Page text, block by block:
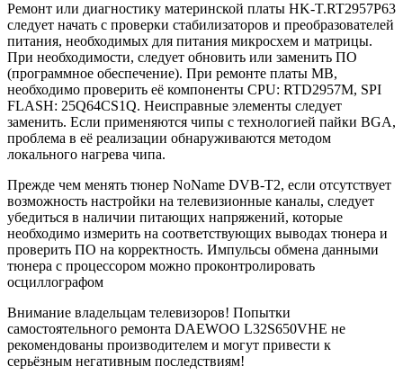
Ремонт или диагностику материнской платы HK-T.RT2957P63
следует начать с проверки стабилизаторов и преобразователей
питания, необходимых для питания микросхем и матрицы.
При необходимости, следует обновить или заменить ПО
(программное обеспечение). При ремонте платы MB,
необходимо проверить её компоненты CPU: RTD2957M, SPI
FLASH: 25Q64CS1Q. Неисправные элементы следует
заменить. Если применяются чипы с технологией пайки BGA,
проблема в её реализации обнаруживаются методом
локального нагрева чипа.
Прежде чем менять тюнер NoName DVB-T2, если отсутствует
возможность настройки на телевизионные каналы, следует
убедиться в наличии питающих напряжений, которые
необходимо измерить на соответствующих выводах тюнера и
проверить ПО на корректность. Импульсы обмена данными
тюнера с процессором можно проконтролировать
осциллографом
Внимание владельцам телевизоров! Попытки
самостоятельного ремонта DAEWOO L32S650VHE не
рекомендованы производителем и могут привести к
серьёзным негативным последствиям!